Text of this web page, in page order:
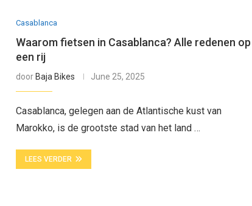
Casablanca
Waarom fietsen in Casablanca? Alle redenen op
een rij
door Baja Bikes June 25, 2025
Casablanca, gelegen aan de Atlantische kust van
Marokko, is de grootste stad van het land …
LEES VERDER